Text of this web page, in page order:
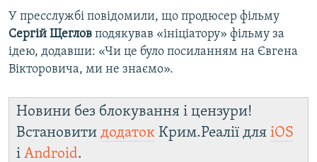
У пресслужбі повідомили, що продюсер фільму
Сергій Щеглов подякував «ініціатору» фільму за
ідею, додавши: «Чи це було посиланням на Євгена
Вікторовича, ми не знаємо».
Новини без блокування і цензури!
Встановити додаток Крим.Реалії для iOS
і Android.